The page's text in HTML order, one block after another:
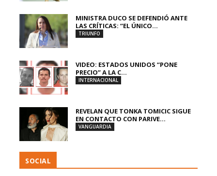
MINISTRA DUCO SE DEFENDIÓ ANTE
LAS CRÍTICAS: “EL ÚNICO...
TRIUNFO
VIDEO: ESTADOS UNIDOS “PONE
PRECIO” A LA C...
INTERNACIONAL
REVELAN QUE TONKA TOMICIC SIGUE
EN CONTACTO CON PARIVE...
VANGUARDIA
SOCIAL